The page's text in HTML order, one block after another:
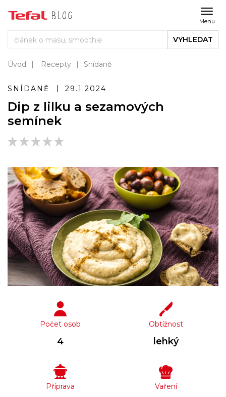
Menu
VYHLEDAT
Úvod Recepty Snídaně
SNÍDANĚ 29.1.2024
Dip z lilku a sezamových
semínek
Počet osob
4
Obtížnost
lehký
Příprava Vaření